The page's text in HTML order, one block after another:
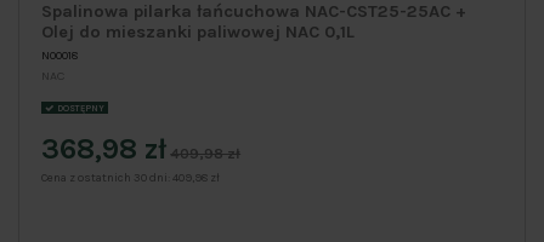
Spalinowa pilarka łańcuchowa NAC-CST25-25AC +
Olej do mieszanki paliwowej NAC 0,1L
N00018
NAC
DOSTĘPNY
368,98 zł 409,98 zł
Cena z ostatnich 30 dni:409,98 zł